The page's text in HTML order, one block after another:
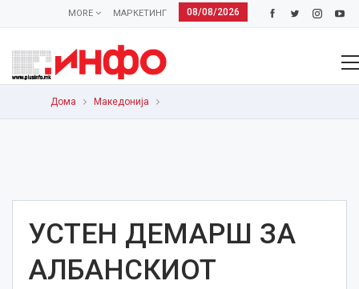
08/08/2026
МАРКЕТИНГ
MORE
Дома Македонија
УСТЕН ДЕМАРШ ЗА
АЛБАНСКИОТ